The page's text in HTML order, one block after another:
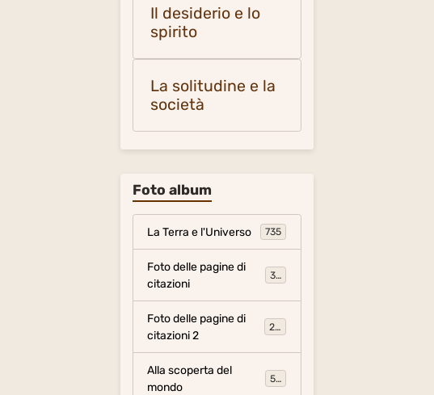
Il desiderio e lo
spirito
La solitudine e la
società
Foto album
La Terra e l'Universo 735
Foto delle pagine di
citazioni
317
Foto delle pagine di
citazioni 2
281
Alla scoperta del
mondo
54